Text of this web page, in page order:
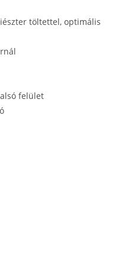
töltettel, optimális
felület